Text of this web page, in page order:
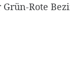
Grün-Rote